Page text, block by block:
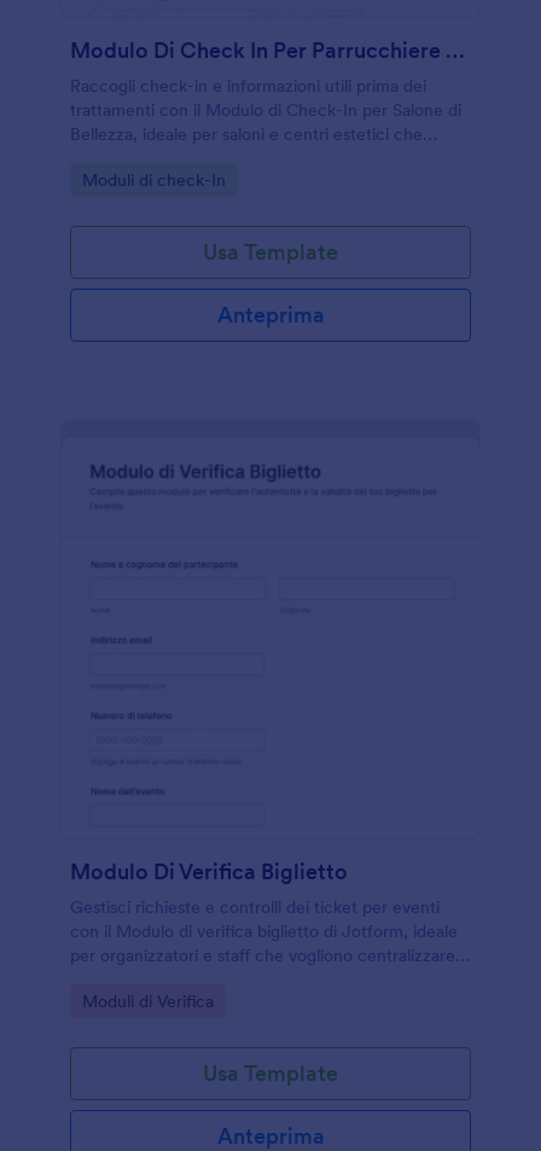
Modulo Di Check In Per Parrucchiere E Beauty Salon
Raccogli check-in e informazioni utili prima dei
trattamenti con il Modulo di Check-In per Salone di
Bellezza, ideale per saloni e centri estetici che
gestione delle risposte.
Go to Category:
Moduli di check-In
Usa Template
Anteprima
Modulo Di Verifica Biglietto
Gestisci richieste e controlli dei ticket per eventi
con il Modulo di verifica biglietto di Jotform, ideale
per organizzatori e staff che vogliono centralizzare
ordinato.
Go to Category:
Moduli di Verifica
Usa Template
Anteprima